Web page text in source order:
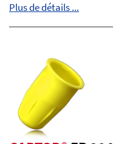
Plus de détails ...